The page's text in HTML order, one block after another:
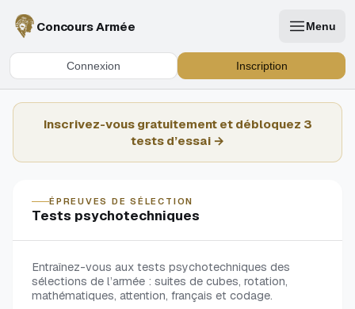
Concours Armée Menu
Connexion Inscription
Inscrivez-vous gratuitement et débloquez 3
tests d’essai
ÉPREUVES DE SÉLECTION
Tests psychotechniques
Entraînez-vous aux tests psychotechniques des
sélections de l’armée : suites de cubes, rotation,
mathématiques, attention, français et codage.